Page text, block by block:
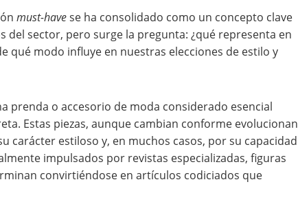
must-havese ha consolidado como un concepto clave
del sector, pero surge la pregunta: ¿qué representa en
qué modo influye en nuestras elecciones de estilo y
prenda o accesorio de moda considerado esencial
Estas piezas, aunque cambian conforme evolucionan
carácter estiloso y, en muchos casos, por su capacidad
impulsados por revistas especializadas, figuras
convirtiéndose en artículos codiciados que